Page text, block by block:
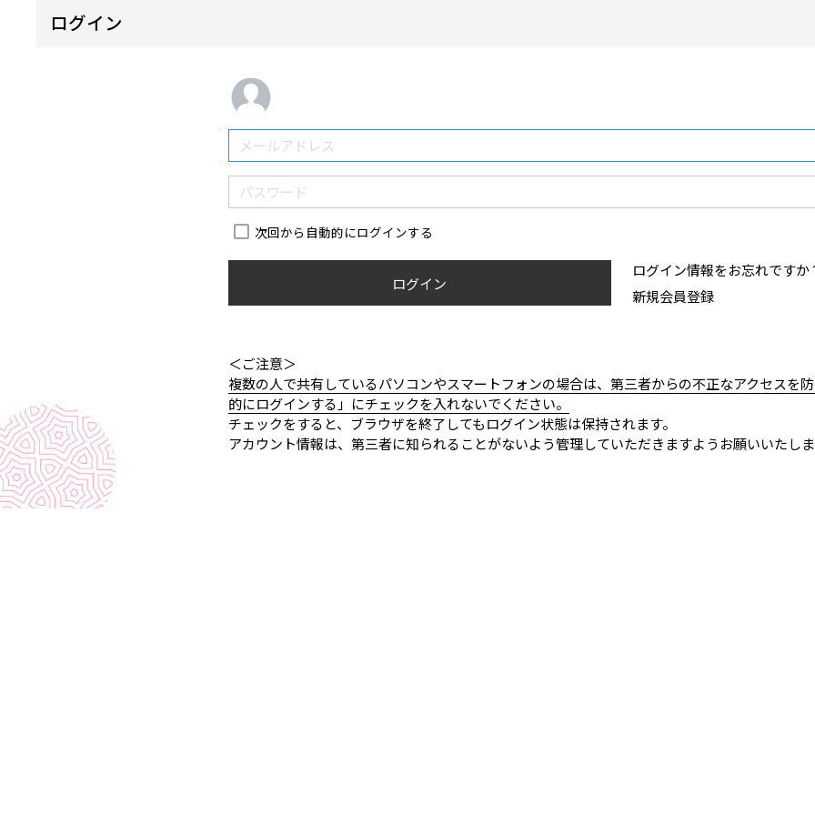
ログイン
次回から自動的にログインする
ログイン
ログイン情報をお忘れですか
新規会員登録
＜ご注意＞
複数の人で共有しているパソコンやスマートフォンの場合は、第三者からの不正なアクセスを
的にログインする」にチェックを入れないでください。
チェックをすると、ブラウザを終了してもログイン状態は保持されます。
アカウント情報は、第三者に知られることがないよう管理していただきますようお願いいたし